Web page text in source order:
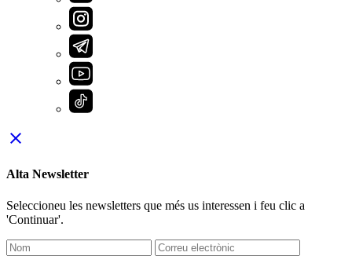
close
Alta Newsletter
Seleccioneu les newsletters que més us interessen i feu clic a
'Continuar'.